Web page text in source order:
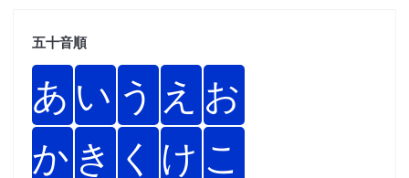
五十音順
あ い う え お
か き く け こ